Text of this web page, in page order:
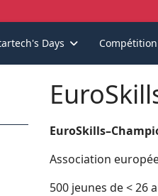
Days
Association
500 jeunes de < 26